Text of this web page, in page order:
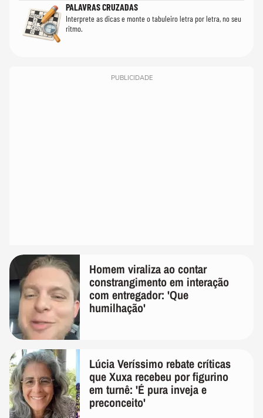
PALAVRAS CRUZADAS
Interprete as dicas e monte o tabuleiro letra por letra, no seu
ritmo.
PUBLICIDADE
Homem viraliza ao contar
constrangimento em interação
com entregador: 'Que
humilhação'
Lúcia Veríssimo rebate críticas
que Xuxa recebeu por figurino
em turnê: 'É pura inveja e
preconceito'